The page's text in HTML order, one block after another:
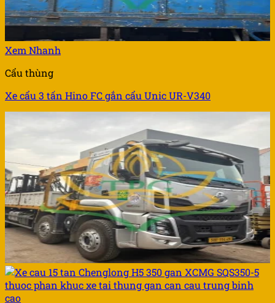
Xem Nhanh
Cẩu thùng
Xe cẩu 3 tấn Hino FC gắn cẩu Unic UR-V340